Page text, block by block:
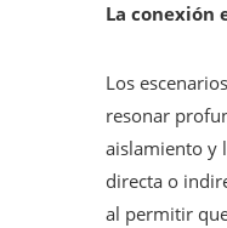
La conexión
Los
resonar
aislamiento y
directa o
al permitir